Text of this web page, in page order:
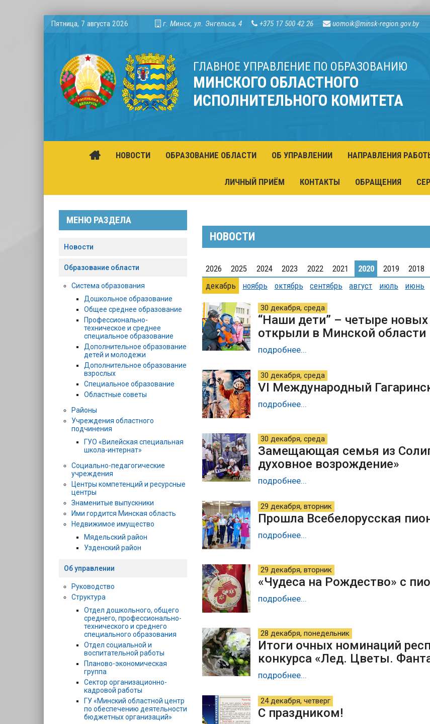
Пятница, 7 августа 2026 г. Минск, ул. Энгельса, 4 +375 17 500 42 26 uomoik@minsk-region.gov.by
ГЛАВНОЕ УПРАВЛЕНИЕ ПО ОБРАЗОВАНИЮ
МИНСКОГО ОБЛАСТНОГО
ИСПОЛНИТЕЛЬНОГО КОМИТЕТА
НОВОСТИ ОБРАЗОВАНИЕ ОБЛАСТИ ОБ УПРАВЛЕНИИ НАПРАВЛЕНИЯ
ЛИЧНЫЙ ПРИЁМ КОНТАКТЫ ОБРАЩЕНИЯ
НОВОСТИ
2026 2025 2024 2023 2022 2021 2020 2019 2018
декабрь
ноябрь октябрь сентябрь август июль июнь
30 декабря, среда
“Наши дети” – четыре новых
открыли в Минской области
подробнее...
30 декабря, среда
VI Международный
подробнее...
30 декабря, среда
Замещающая семья из
духовное возрождение»
подробнее...
29 декабря, вторник
Прошла Всебелорусская
подробнее...
29 декабря, вторник
«Чудеса на Рождество» с
подробнее...
28 декабря, понедельник
Итоги очных номинаций
конкурса «Лед. Цветы.
подробнее...
24 декабря, четверг
С праздником!
МЕНЮ РАЗДЕЛА
Новости
Образование области
Система образования
Дошкольное образование
Общее среднее образование
Профессионально-
техническое и среднее
специальное образование
Дополнительное образование
детей и молодежи
Дополнительное образование
взрослых
Специальное образование
Областные советы
Районы
Учреждения областного
подчинения
ГУО «Вилейская специальная
школа-интернат»
Социально-педагогические
учреждения
Центры компетенций и ресурсные
центры
Знаменитые выпускники
Ими гордится Минская область
Недвижимое имущество
Мядельский район
Узденский район
Об управлении
Руководство
Структура
Отдел дошкольного, общего
среднего, профессионально-
технического и среднего
специального образования
Отдел социальной и
воспитательной работы
Планово-экономическая
группа
Сектор организационно-
кадровой работы
ГУ «Минский областной центр
по обеспечению деятельности
бюджетных организаций»